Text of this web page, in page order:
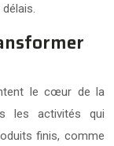
le cœur de la
les activités qui
finis, comme